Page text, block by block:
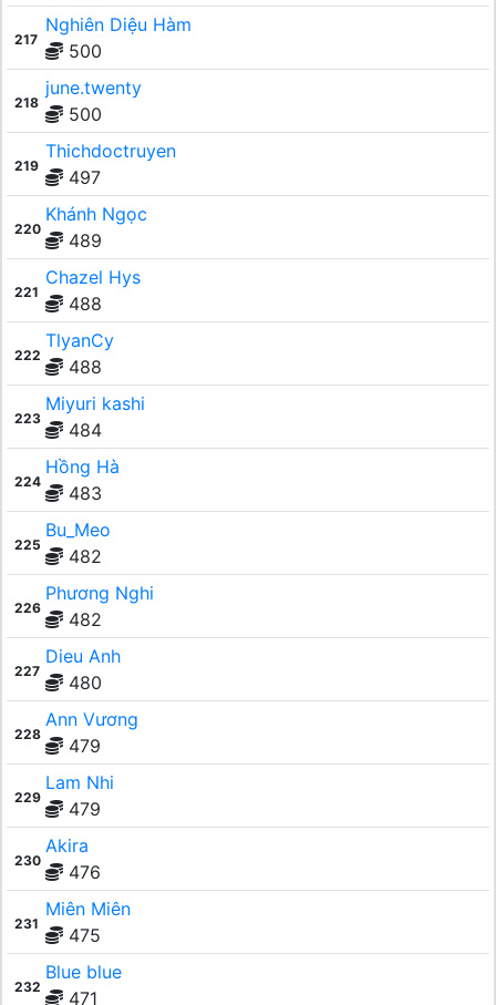
217
Nghiên Diệu Hàm
500
218
june.twenty
500
219
Thichdoctruyen
497
220
Khánh Ngọc
489
221
Chazel Hys
488
222
TlyanCy
488
223
Miyuri kashi
484
224
Hồng Hà
483
225
Bu_Meo
482
226
Phương Nghi
482
227
Dieu Anh
480
228
Ann Vương
479
229
Lam Nhi
479
230
Akira
476
231
Miên Miên
475
232
Blue blue
471